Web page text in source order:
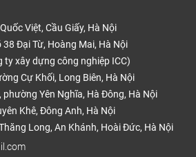
Việt, Cầu Giấy, Hà Nội
Đại Từ, Hoàng Mai, Hà Nội
ty xây dựng công nghiệp ICC)
Cự Khối, Long Biên, Hà Nội
Yên Nghĩa, Hà Đông, Hà Nội
Khê, Đông Anh, Hà Nội
Long, An Khánh, Hoài Đức, Hà Nội